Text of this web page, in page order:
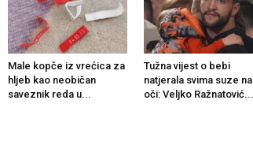
Male kopče iz vrećica za
hljeb kao neobičan
saveznik reda u...
Tužna vijest o bebi
natjerala svima suze na
oči: Veljko Ražnatović...